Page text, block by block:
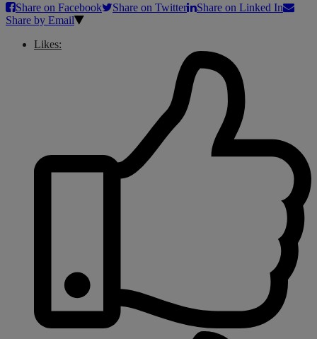
Share on Facebook
Share on Twitter
Share on Linked In
Share by Email
Likes: